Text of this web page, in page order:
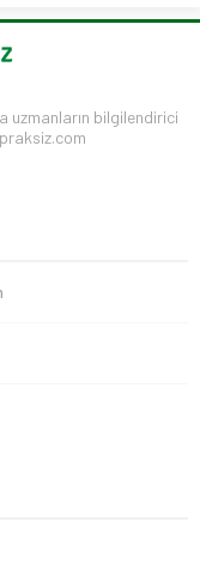
uzmanların bilgilendirici